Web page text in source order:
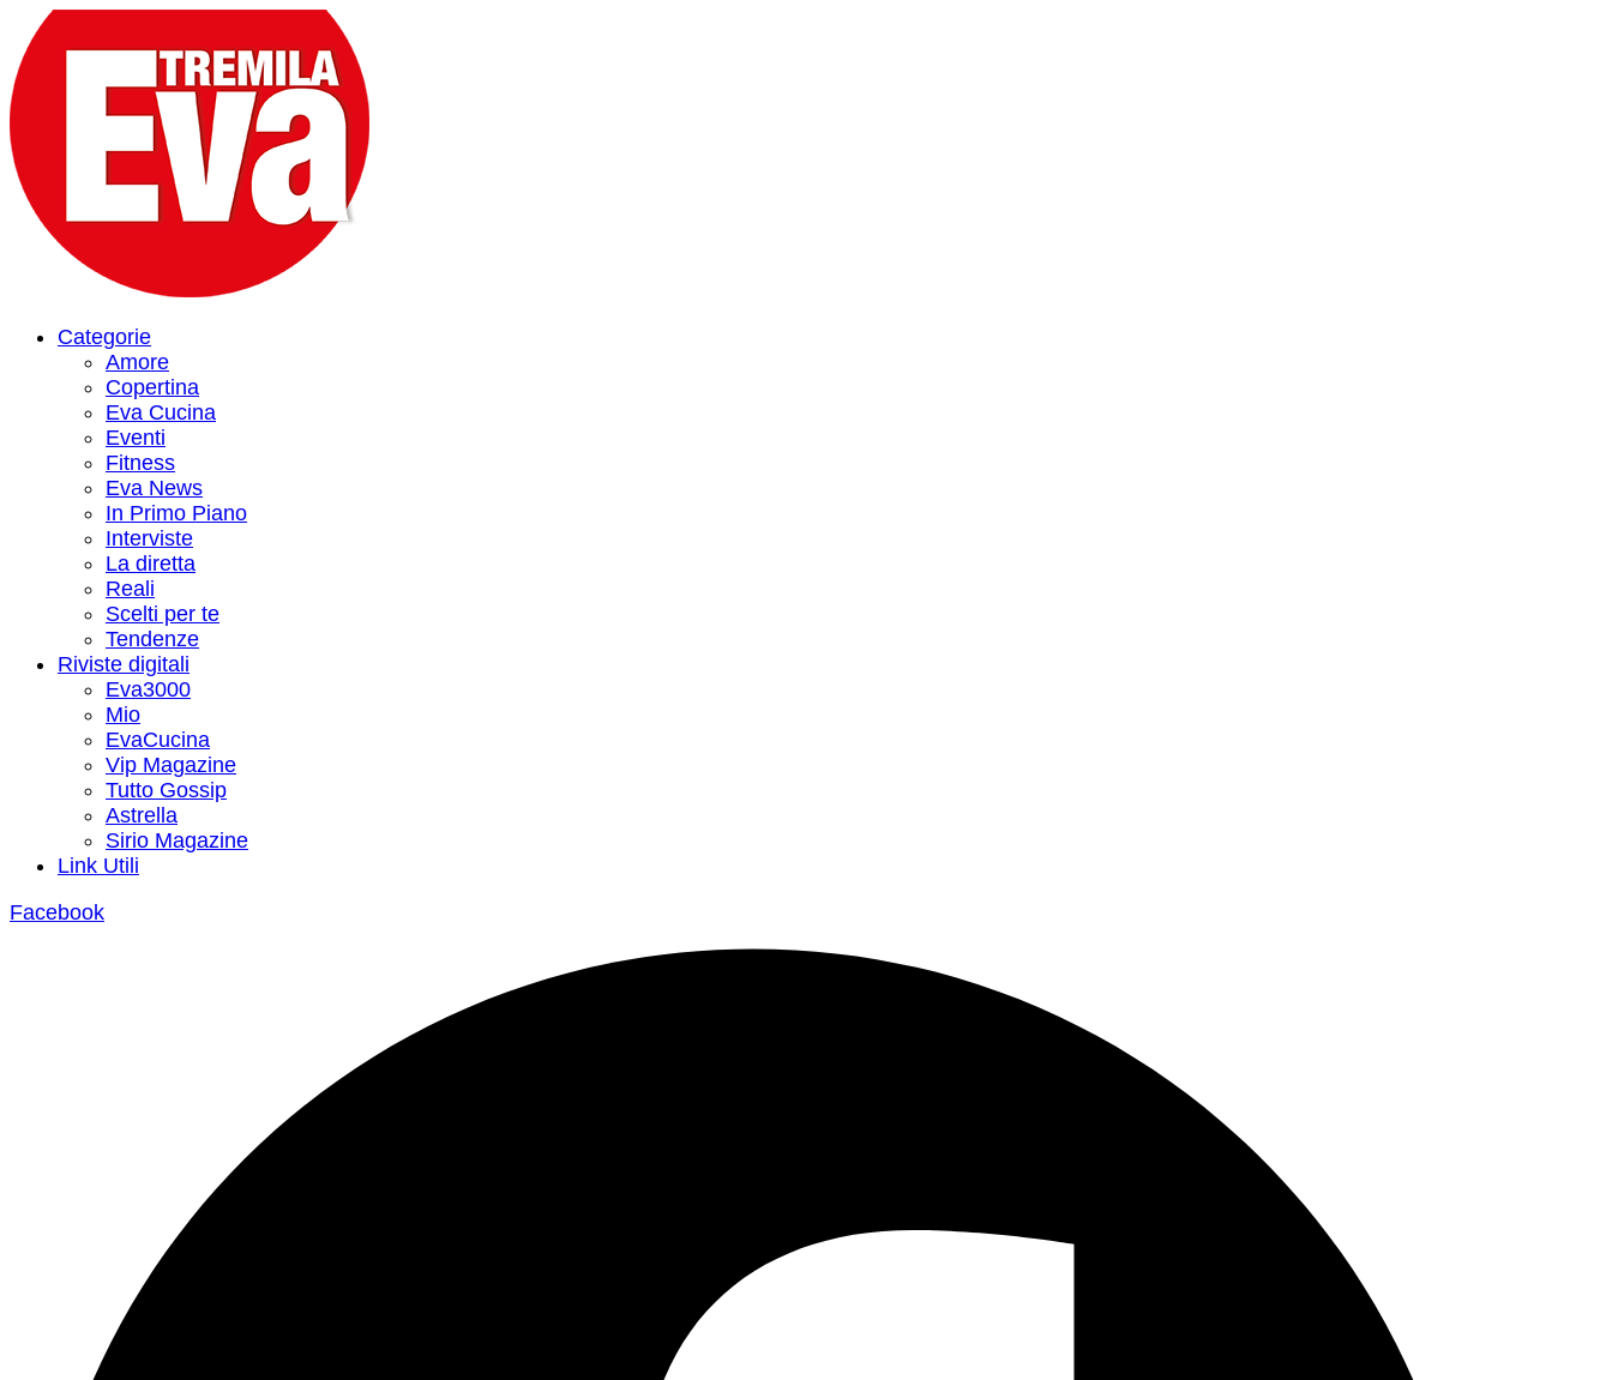
Categorie
Amore
Copertina
Eva Cucina
Eventi
Fitness
Eva News
In Primo Piano
Interviste
La diretta
Reali
Scelti per te
Tendenze
Riviste digitali
Eva3000
Mio
EvaCucina
Vip Magazine
Tutto Gossip
Astrella
Sirio Magazine
Link Utili
Facebook